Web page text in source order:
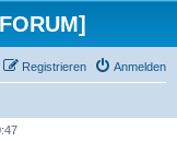
Anmelden
Registrieren